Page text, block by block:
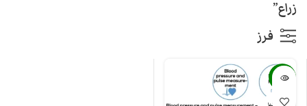
زراع”
فرز
-18%